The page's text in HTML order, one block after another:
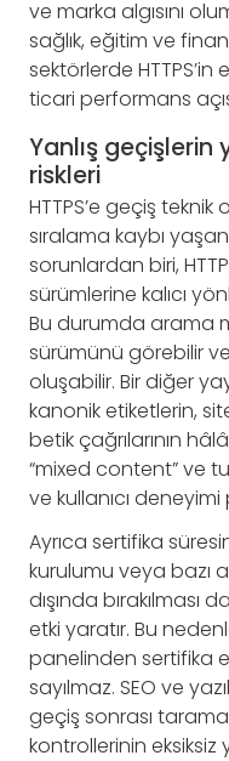
ve marka algısını
sağlık, eğitim ve
sektörlerde HTTPS’in
ticari performans
Yanlış geçişlerin
riskleri
HTTPS’e geçiş
sıralama kaybı
sorunlardan biri,
sürümlerine kalıcı
Bu durumda arama
sürümünü görebilir
oluşabilir. Bir diğer
kanonik etiketlerin,
betik çağrılarının
“mixed content” ve
ve kullanıcı
Ayrıca sertifika
kurulumu veya bazı
dışında
etki yaratır. Bu
panelinden sertifika
sayılmaz. SEO ve
geçiş sonrası
kontrollerinin eksiksiz